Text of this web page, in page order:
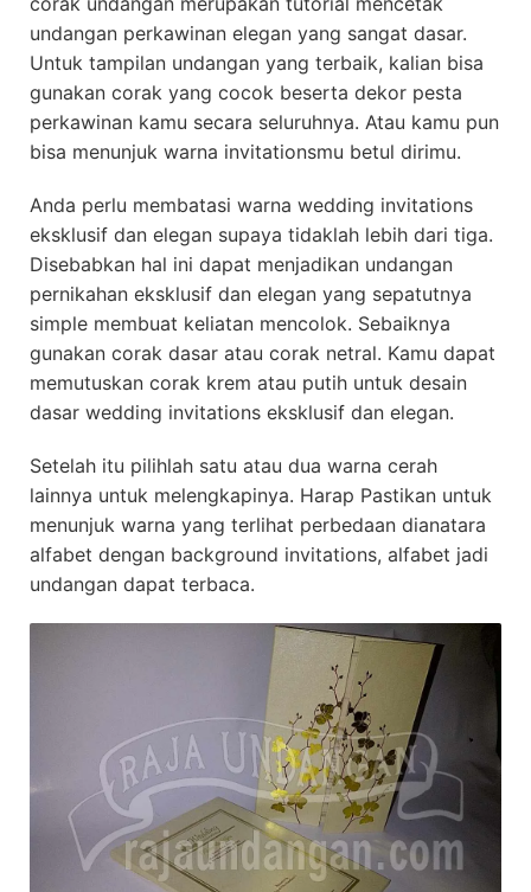
undangan perkawinan elegan yang sangat dasar.
Untuk tampilan undangan yang terbaik, kalian bisa
gunakan corak yang cocok beserta dekor pesta
perkawinan kamu secara seluruhnya. Atau kamu pun
bisa menunjuk warna invitationsmu betul dirimu.
Anda perlu membatasi warna wedding invitations
eksklusif dan elegan supaya tidaklah lebih dari tiga.
Disebabkan hal ini dapat menjadikan undangan
pernikahan eksklusif dan elegan yang sepatutnya
simple membuat keliatan mencolok. Sebaiknya
gunakan corak dasar atau corak netral. Kamu dapat
memutuskan corak krem atau putih untuk desain
dasar wedding invitations eksklusif dan elegan.
Setelah itu pilihlah satu atau dua warna cerah
lainnya untuk melengkapinya. Harap Pastikan untuk
menunjuk warna yang terlihat perbedaan dianatara
alfabet dengan background invitations, alfabet jadi
undangan dapat terbaca.